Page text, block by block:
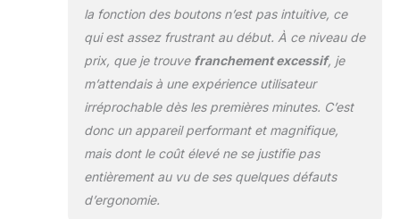
l'air dans
l'appartement. pour
améliorer la chambre
tout en réduisant la
sécheresse.
[Diffuseur
d'aromathérapie de
250 ml, adapté pour
la maison] Le
diffuseur
la fonction des boutons n’est pas intuitive, ce
qui est assez frustrant au début. À ce niveau de
prix, que je trouve franchement excessif, je
m’attendais à une expérience utilisateur
irréprochable dès les premières minutes. C’est
donc un appareil performant et magnifique,
mais dont le coût élevé ne se justifie pas
entièrement au vu de ses quelques défauts
d’ergonomie.